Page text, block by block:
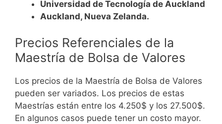
Universidad de Tecnología de Auckland
Auckland, Nueva Zelanda.
Precios Referenciales de la
Maestría de Bolsa de Valores
Los precios de la Maestría de Bolsa de Valores
pueden ser variados. Los precios de estas
Maestrías están entre los 4.250$ y los 27.500$.
En algunos casos puede tener un costo mayor.